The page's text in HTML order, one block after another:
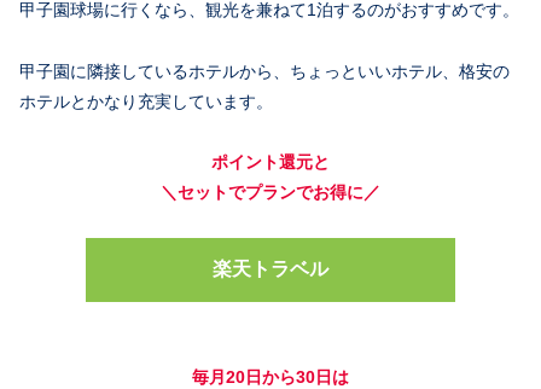
甲子園球場に行くなら、観光を兼ねて1泊するのがおすすめです。
甲子園に隣接しているホテルから、ちょっといいホテル、格安の
ホテルとかなり充実しています。
ポイント還元と
＼セットでプランでお得に／
楽天トラベル
毎月20日から30日は